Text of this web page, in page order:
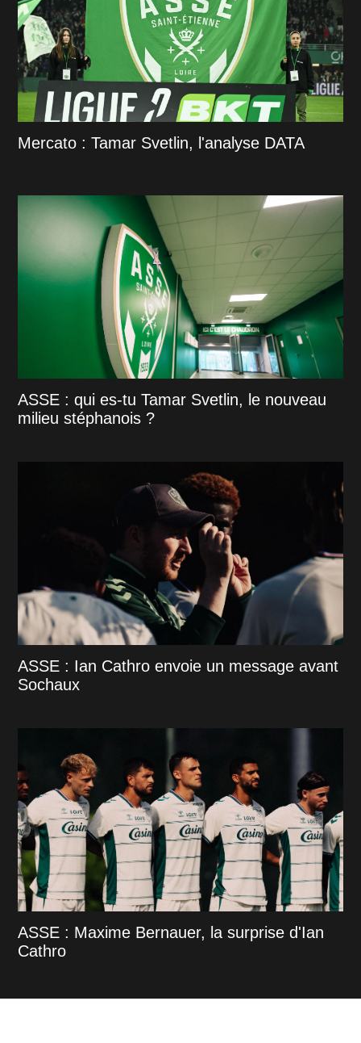
Mercato : Tamar Svetlin, l'analyse DATA
ASSE : qui es-tu Tamar Svetlin, le nouveau
milieu stéphanois ?
ASSE : Ian Cathro envoie un message avant
Sochaux
ASSE : Maxime Bernauer, la surprise d'Ian
Cathro